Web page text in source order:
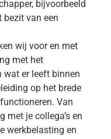
bijvoorbeeld
van een
wij voor en met
met het
wat er leeft binnen
op het brede
Van
je collega’s en
werkbelasting en